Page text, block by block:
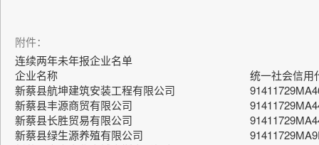
附件：
连续两年未年报企业名单
企业名称
统一社会信用
新蔡县航坤建筑安装工程有限公司
新蔡县丰源商贸有限公司
新蔡县长胜贸易有限公司
新蔡县绿生源养殖有限公司